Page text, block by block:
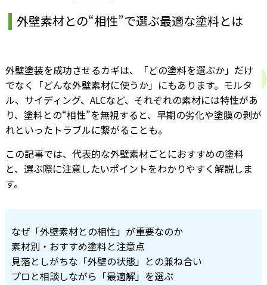
外壁素材との“相性”で選ぶ最適な塗料とは
外壁塗装を成功させるカギは、「どの塗料を選ぶか」だけ
でなく「どんな外壁素材に使うか」にもあります。モルタ
ル、サイディング、ALCなど、それぞれの素材には特性があ
り、塗料との“相性”を無視すると、早期の劣化や塗膜の剥が
れといったトラブルに繋がることも。
この記事では、代表的な外壁素材ごとにおすすめの塗料
と、選ぶ際に注意したいポイントをわかりやすく解説しま
す。
なぜ「外壁素材との相性」が重要なのか
素材別・おすすめ塗料と注意点
見落としがちな「外壁の状態」との兼ね合い
プロと相談しながら「最適解」を選ぶ